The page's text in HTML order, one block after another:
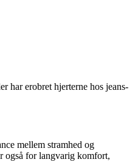
har erobret hjerterne hos jeans-
mellem stramhed og
også for langvarig komfort,